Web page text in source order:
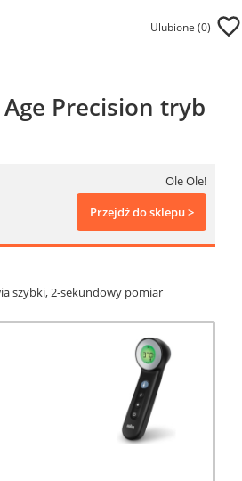
Ulubione (0)
Precision tryb
Ole Ole!
Przejdź do sklepu >
szybki, 2-sekundowy pomiar